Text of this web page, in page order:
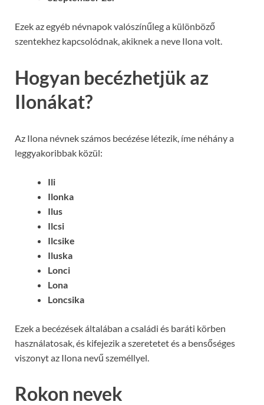
Ezek az egyéb névnapok valószínűleg a különböző
szentekhez kapcsolódnak, akiknek a neve Ilona volt.
Hogyan becézhetjük az
Ilonákat?
Az Ilona névnek számos becézése létezik, íme néhány a
leggyakoribbak közül:
Ili
Ilonka
Ilus
Ilcsi
Ilcsike
Iluska
Lonci
Lona
Loncsika
Ezek a becézések általában a családi és baráti körben
használatosak, és kifejezik a szeretetet és a bensőséges
viszonyt az Ilona nevű személlyel.
Rokon nevek